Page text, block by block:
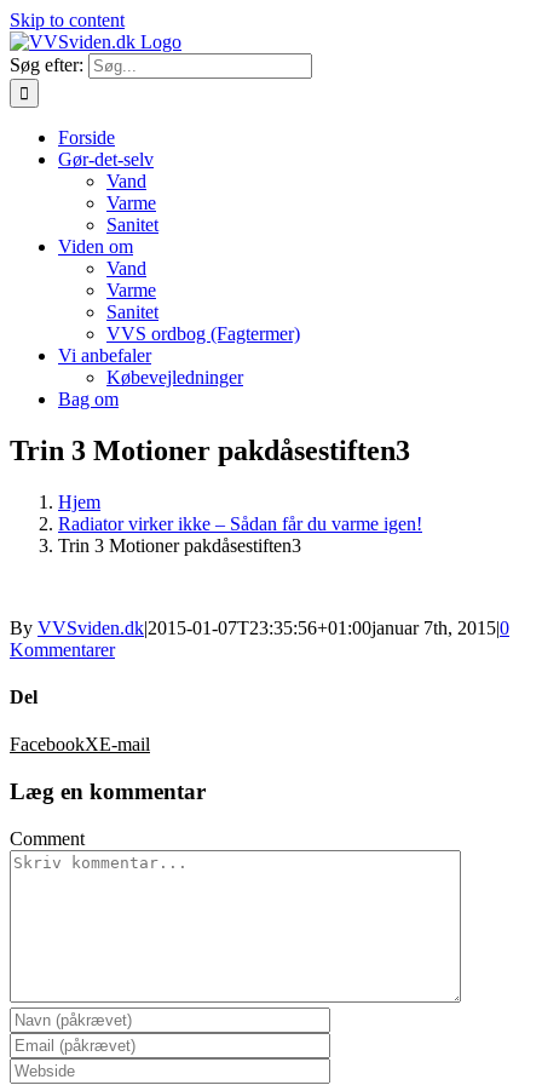
Skip to content
Søg efter:
Forside
Gør-det-selv
Vand
Varme
Sanitet
Viden om
Vand
Varme
Sanitet
VVS ordbog (Fagtermer)
Vi anbefaler
Købevejledninger
Bag om
Trin 3 Motioner pakdåsestiften3
Hjem
Radiator virker ikke – Sådan får du varme igen!
Trin 3 Motioner pakdåsestiften3
By VVSviden.dk|2015-01-07T23:35:56+01:00januar 7th, 2015|0
Kommentarer
Del
FacebookXE-mail
Læg en kommentar
Comment